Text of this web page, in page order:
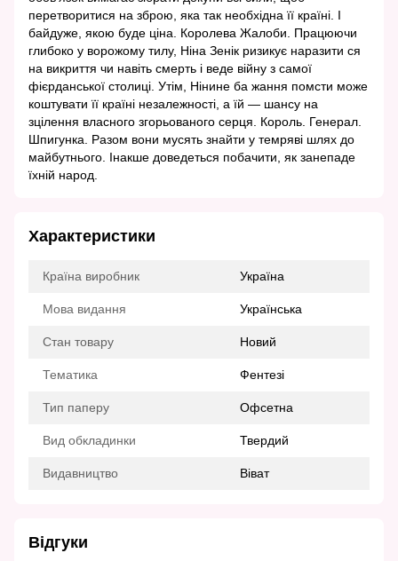
перетворитися на зброю, яка так необхідна її країні. І
байдуже, якою буде ціна. Королева Жалоби. Працюючи
глибоко у ворожому тилу, Ніна Зенік ризикує наразити ся
на викриття чи навіть смерть і веде війну з самої
фієрданської столиці. Утім, Нінине ба жання помсти може
коштувати її країні незалежності, а їй — шансу на
зцілення власного згорьованого серця. Король. Генерал.
Шпигунка. Разом вони мусять знайти у темряві шлях до
майбутнього. Інакше доведеться побачити, як занепаде
їхній народ.
Характеристики
Країна виробник Україна
Мова видання Українська
Стан товару Новий
Тематика Фентезі
Тип паперу Офсетна
Вид обкладинки Твердий
Видавництво Віват
Відгуки